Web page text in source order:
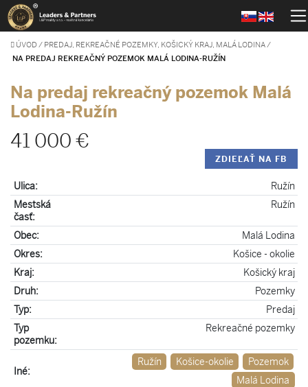
ÚVOD / PREDAJ, REKREAČNÉ POZEMKY, KOŠICKÝ KRAJ, MALÁ LODINA/
NA PREDAJ REKREAČNÝ POZEMOK MALÁ LODINA-RUŽÍN
Na predaj rekreačný pozemok Malá
Lodina-Ružín
41 000 €
ZDIEĽAŤ NA FB
Ulica:
Ružín
Mestská
časť:
Ružín
Obec:
Malá Lodina
Okres:
Košice - okolie
Kraj:
Košický kraj
Druh:
Pozemky
Typ:
Predaj
Typ
pozemku:
Rekreačné pozemky
Iné:
Ružín Košice-okolie
Pozemok
Malá Lodina